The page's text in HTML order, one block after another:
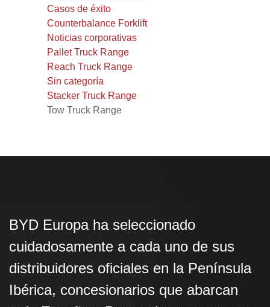
Casos de éxito
Counterbalance Forklift
Noticias corporativas
Pallet Truck Range
Reach Truck Range
Sin categoría
Stacker Truck Range
Tow Truck Range
BYD Europa ha seleccionado
cuidadosamente a cada uno de sus
distribuidores oficiales en la Península
Ibérica, concesionarios que abarcan